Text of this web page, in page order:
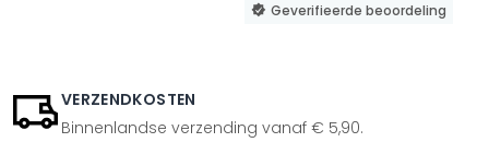
Geverifieerde beoordeling
VERZENDKOSTEN
Binnenlandse verzending vanaf € 5,90.